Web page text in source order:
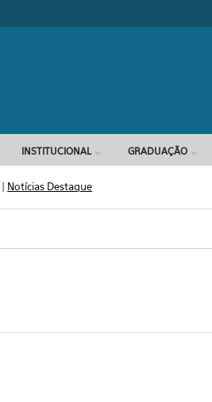
INSTITUCIONAL GRADUAÇÃO
| Notícias Destaque